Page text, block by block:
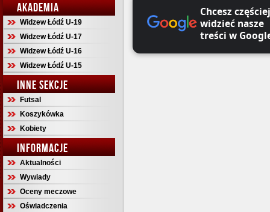
AKADEMIA
Widzew Łódź U-19
Widzew Łódź U-17
Widzew Łódź U-16
Widzew Łódź U-15
INNE SEKCJE
Futsal
Koszykówka
Kobiety
INFORMACJE
Aktualności
Wywiady
Oceny meczowe
Oświadczenia
Chcesz częściej
widzieć nasze
treści w